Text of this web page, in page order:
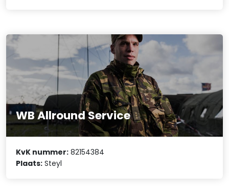
WB Allround Service
KvK nummer: 82154384
Plaats: Steyl